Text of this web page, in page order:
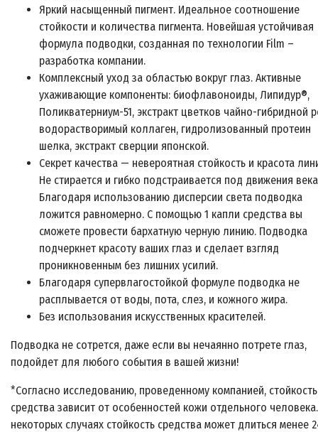
Яркий насыщенный пигмент. Идеальное соотношение
стойкости и количества пигмента. Новейшая устойчивая
формула подводки, созданная по технологии Film –
разработка компании.
Комплексный уход за областью вокруг глаз. Активные
ухаживающие компоненты: биофлавоноиды, Липидур®,
Поликватерниум-51, экстракт цветков чайно-гибридной
водорастворимый коллаген, гидролизованный протеин
шелка, экстракт сверции японской.
Секрет качества — невероятная стойкость и красота
Не стирается и гибко подстраивается под движения
Благодаря использованию дисперсии света подводка
ложится равномерно. С помощью 1 капли средства вы
сможете провести бархатную черную линию. Подводка
подчеркнет красоту ваших глаз и сделает взгляд
проникновенным без лишних усилий.
Благодаря супервлагостойкой формуле подводка не
расплывается от воды, пота, слез, и кожного жира.
Без использования искусственных красителей.
Подводка не сотрется, даже если вы нечаянно потрете глаз,
подойдет для любого события в вашей жизни!
*Согласно исследованию, проведенному компанией, стойкость
средства зависит от особенностей кожи отдельного
некоторых случаях стойкость средства может длиться менее